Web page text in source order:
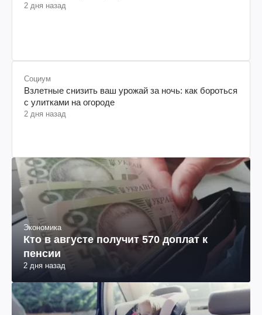
2 дня назад
Социум
Взлетные снизить ваш урожай за ночь: как бороться
с улитками на огороде
2 дня назад
Экономика
Кто в августе получит 570 доплат к
пенсии
2 дня назад